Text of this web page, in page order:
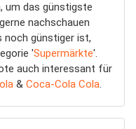
um das günstigste
nachschauen
noch günstiger ist,
'Supermärkte'.
auch interessant für
& Coca-Cola Cola.